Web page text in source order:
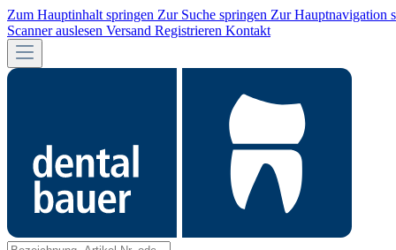
Zum Hauptinhalt springen Zur Suche springen Zur Hauptnavigation
Scanner auslesen Versand Registrieren Kontakt